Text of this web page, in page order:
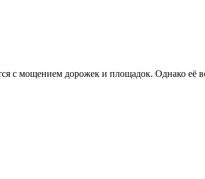
с мощением дорожек и площадок. Однако её